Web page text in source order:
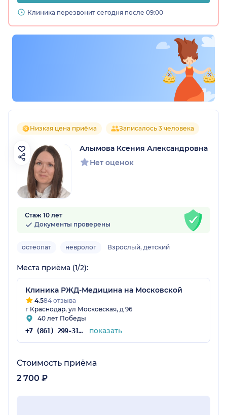
Клиника перезвонит сегодня после 09:00
Низкая цена приёма Записалось 3 человека
Алымова Ксения Александровна
Нет оценок
Стаж 10 лет
Документы проверены
остеопат невролог Взрослый, детский
Места приёма (1/2):
Клиника РЖД-Медицина на Московской
4.584 отзыва
г Краснодар, ул Московская, д 96
40 лет Победы
+7 (861) 299-31-75 показать
Стоимость приёма
2 700 ₽